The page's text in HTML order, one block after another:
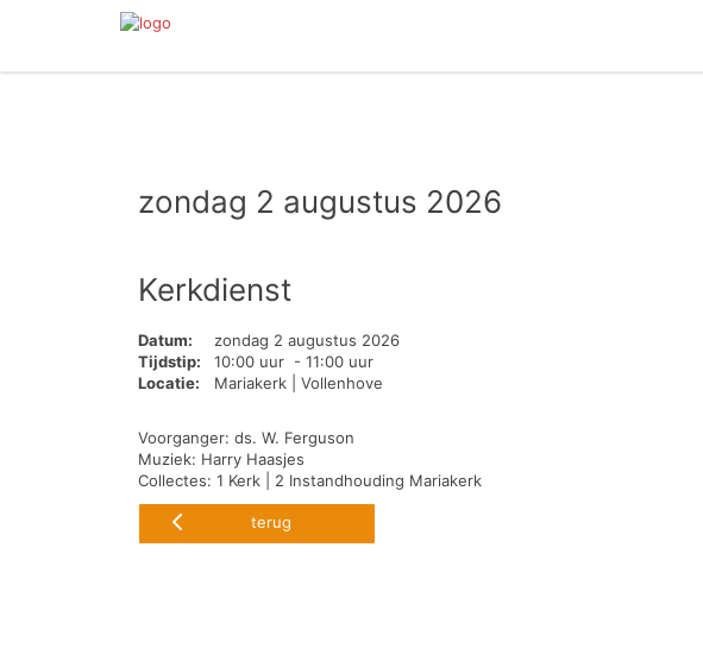
zondag 2 augustus 2026
Kerkdienst
Datum:
zondag 2 augustus 2026
Tijdstip:
10:00 uur - 11:00 uur
Locatie:
Mariakerk | Vollenhove
Voorganger: ds. W. Ferguson
Muziek: Harry Haasjes
Collectes: 1 Kerk | 2 Instandhouding Mariakerk
terug